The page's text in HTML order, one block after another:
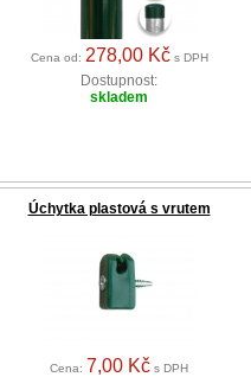
Cena od: 278,00 Kčs DPH
Dostupnost:
skladem
Úchytka plastová s vrutem
Cena: 7,00 Kč s DPH